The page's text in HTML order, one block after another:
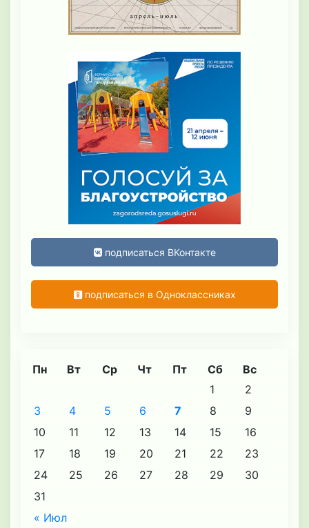
подписаться ВКонтакте
подписаться в Одноклассниках
Пн Вт Ср Чт Пт Сб Вс
« Июл
1
2
3
4 5 6 7 8
9
10
11 12 13 14 15
16
17
18 19 20 21 22
23
24
25 26 27 28 29
30
31